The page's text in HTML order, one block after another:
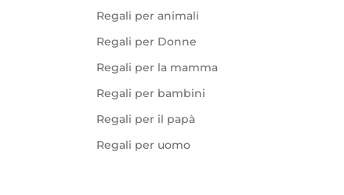
Regali per animali
Regali per Donne
Regali per la mamma
Regali per bambini
Regali per il papà
Regali per uomo